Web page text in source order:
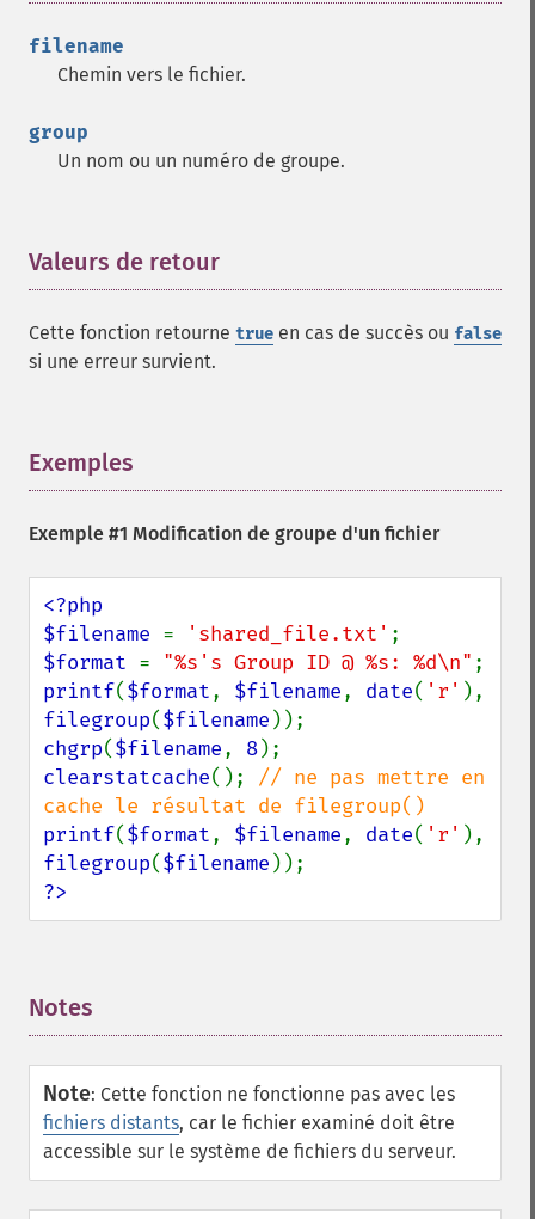
filename
Chemin vers le fichier.
group
Un nom ou un numéro de groupe.
Valeurs de retour
Cette fonction retourne true en cas de succès ou false
si une erreur survient.
Exemples
Exemple #1 Modification de groupe d'un fichier
<?php
$filename = 'shared_file.txt'
$format = "%s's Group ID @ %s: %d\n"
printf($format, $filename, date( 'r'
filegroup($filename
chgrp($filename, 8
clearstatcache(); // ne pas mettre en
printf($format, $filename, date( 'r'
filegroup($filename
?>
Notes
Note: Cette fonction ne fonctionne pas avec les
fichiers distants, car le fichier examiné doit être
accessible sur le système de fichiers du serveur.